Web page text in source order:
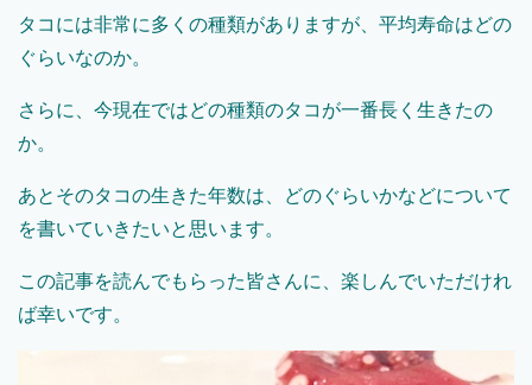
タコには非常に多くの種類がありますが、平均寿命はどの
ぐらいなのか。
さらに、今現在ではどの種類のタコが一番長く生きたの
か。
あとそのタコの生きた年数は、どのぐらいかなどについて
を書いていきたいと思います。
この記事を読んでもらった皆さんに、楽しんでいただけれ
ば幸いです。